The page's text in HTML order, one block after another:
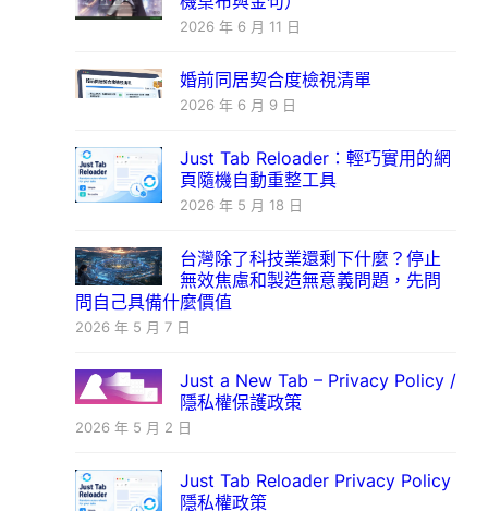
2026 年 6 月 11 日
婚前同居契合度檢視清單
2026 年 6 月 9 日
Just Tab Reloader：輕巧實用的網
頁隨機自動重整工具
2026 年 5 月 18 日
台灣除了科技業還剩下什麼？停止
無效焦慮和製造無意義問題，先問
問自己具備什麼價值
2026 年 5 月 7 日
Just a New Tab – Privacy Policy /
隱私權保護政策
2026 年 5 月 2 日
Just Tab Reloader Privacy Policy
隱私權政策